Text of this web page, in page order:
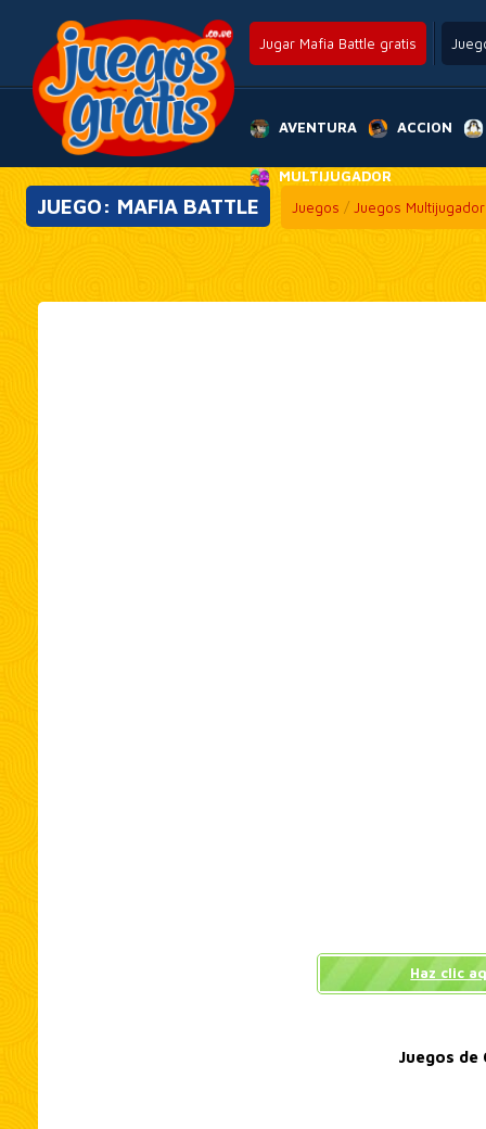
Jugar Mafia Battle gratis
AVENTURA ACCION
MULTIJUGADOR
JUEGO: MAFIA BATTLE Juegos / Juegos Multijugador
Haz clic
Juegos de